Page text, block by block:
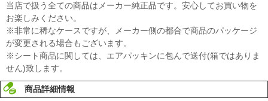
当店で扱う全ての商品はメーカー純正品です。安心してお買い物を
お楽しみください。
※非常に稀なケースですが、メーカー側の都合で商品のパッケージ
が変更される場合もございます。
※シート商品に関しては、エアパッキンに包んで送付(箱ではありま
せん)致します。
商品詳細情報